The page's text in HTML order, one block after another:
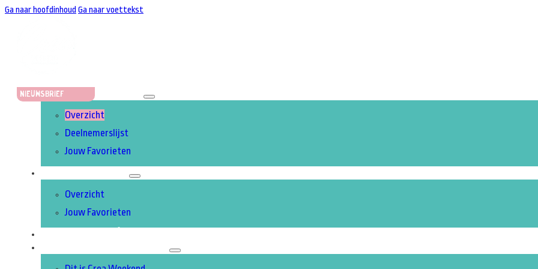
Ga naar hoofdinhoud Ga naar voettekst
NieuwsbriefSTANDHOUDERS
Overzicht
Deelnemerslijst
Jouw Favorieten
Overzicht
Jouw Favorieten